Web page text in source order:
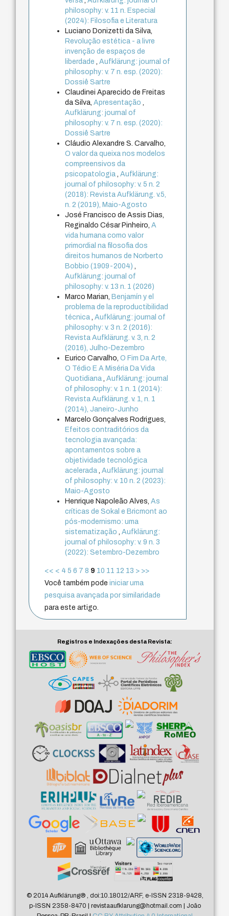
philosophy: v. 11 n. Especial
(2024): Filosofia e Literatura
Luciano Donizetti da Silva,
Revolução estética - a livre
invenção de espaços de
liberdade,Aufklärung: journal of
philosophy: v. 7 n. esp. (2020):
Dossiê Sartre
Claudinei Aparecido de Freitas
da Silva,Apresentação,
Aufklärung: journal of
philosophy: v. 7 n. esp. (2020):
Dossiê Sartre
Cláudio Alexandre S. Carvalho,
O valor da queixa nos modelos
compreensivos da
psicopatologia,Aufklärung:
journal of philosophy: v. 5 n. 2
(2018): Revista Aufklärung. v.5,
n. 2 (2019), Maio-Agosto
José Francisco de Assis Dias,
Reginaldo César Pinheiro,A
vida humana como valor
primordial na filosofia dos
direitos humanos de Norberto
Bobbio (1909-2004),
Aufklärung: journal of
philosophy: v. 13 n. 1 (2026)
Marco Marian, Benjamín y el
problema de la reproductibilidad
técnica,Aufklärung: journal of
philosophy: v. 3 n. 2 (2016):
Revista Aufklärung. v. 3, n. 2
(2016), Julho-Dezembro
Eurico Carvalho,O Fim Da Arte,
O Tédio E A Miséria Da Vida
Quotidiana,Aufklärung: journal
of philosophy: v. 1 n. 1 (2014):
Revista Aufklärung. v. 1, n. 1
(2014), Janeiro-Junho
Marcelo Gonçalves Rodrigues,
Efeitos contraditórios da
tecnologia avançada:
apontamentos sobre a
objetividade tecnológica
acelerada,Aufklärung: journal
of philosophy: v. 10 n. 2 (2023):
Maio-Agosto
Henrique Napoleão Alves,As
críticas de Sokal e Bricmont ao
pós-modernismo: uma
sistematização,Aufklärung:
journal of philosophy: v. 9 n. 3
(2022): Setembro-Dezembro
<< < 4 5 6 7 8 9 10 11 12 13 > >>
Você também podeiniciar uma
pesquisa avançada por similaridade
para este artigo.
Registros e Indexações desta Revista:
© 2014 Aufklärung®, doi:10.18012/ARF, e-ISSN 2318-9428,
p-ISSN 2358-8470 | revistaaufklarung@hotmail.com | João